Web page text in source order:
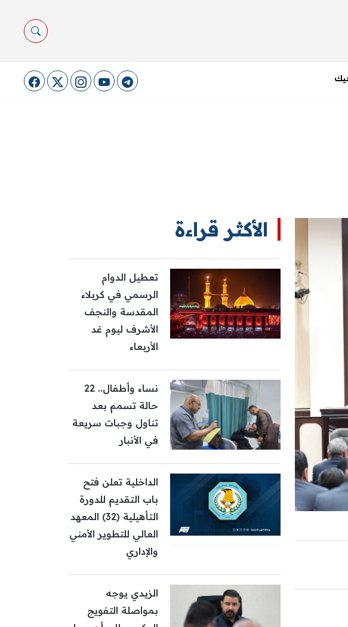
الأكثر قراءة
تعطيل الدوام
الرسمي في كربلاء
المقدسة والنجف
الأشرف ليوم غد
الأربعاء
نساء وأطفال.. 22
حالة تسمم بعد
تناول وجبات سريعة
في الأنبار
الداخلية تعلن فتح
باب التقديم للدورة
التأهيلية (32) المعهد
العالي للتطوير الأمني
والإداري
الزيدي يوجه
بمواصلة التفويج